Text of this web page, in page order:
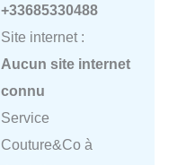
+33685330488
Site internet :
Aucun site internet
connu
Service
Couture&Co à